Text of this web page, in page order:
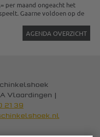
per maand ongeacht het
Gaarne voldoen op de
AGENDA OVERZICHT
Vlaardingen |
21 39